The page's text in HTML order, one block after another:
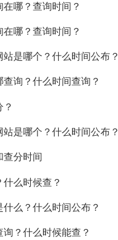
哪？查询时间？
哪？查询时间？
是哪个？什么时间公布？
询？什么时间查询？
是哪个？什么时间公布？
查分时间
么时候查？
么？什么时间公布？
？什么时候能查？